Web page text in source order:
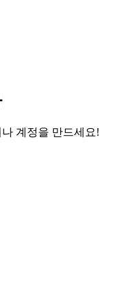
계정을 만드세요!